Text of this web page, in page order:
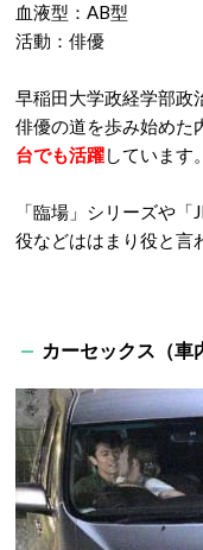
血液型：AB型
活動：俳優
早稲田大学政経学部政
俳優の道を歩み始めた
台でも活躍しています。
「臨場」シリーズや
役などははまり役と言
カーセックス（車